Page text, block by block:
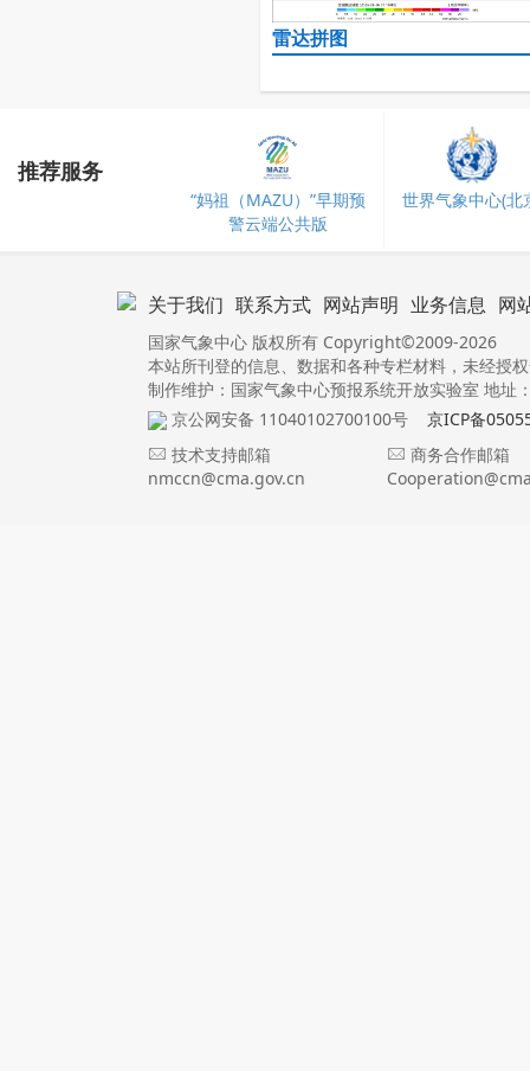
雷达拼图
推荐服务
“妈祖（MAZU）”早期预
警云端公共版
世界气象中心(北
关于我们 联系方式 网站声明 业务信息 网
国家气象中心 版权所有 Copyright©2009-2026
本站所刊登的信息、数据和各种专栏材料，未经授
制作维护：国家气象中心预报系统开放实验室 地址
京公网安备 11040102700100号
京ICP备
技术支持邮箱
nmccn@cma.gov.cn
商务合作邮箱